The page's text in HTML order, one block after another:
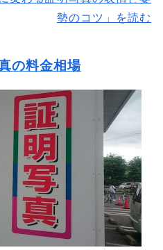
勢のコツ」を読む
の料金相場